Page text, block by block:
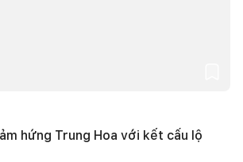
hứng Trung Hoa với kết cấu lộ